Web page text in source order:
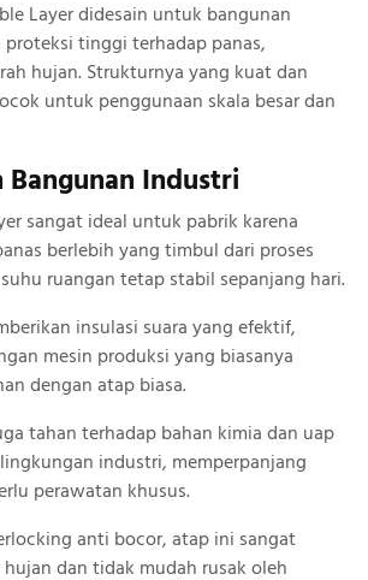
Layer didesain untuk bangunan
tinggi terhadap panas,
hujan. Strukturnya yang kuat dan
untuk penggunaan skala besar dan
Bangunan Industri
sangat ideal untuk pabrik karena
berlebih yang timbul dari proses
ruangan tetap stabil sepanjang hari.
insulasi suara yang efektif,
mesin produksi yang biasanya
dengan atap biasa.
tahan terhadap bahan kimia dan uap
industri, memperpanjang
perawatan khusus.
anti bocor, atap ini sangat
dan tidak mudah rusak oleh